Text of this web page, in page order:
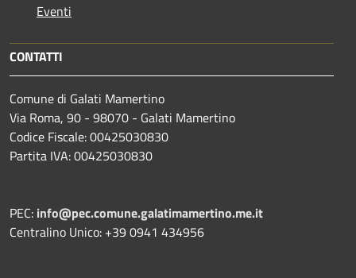
Eventi
CONTATTI
Comune di Galati Mamertino
Via Roma, 90 - 98070 - Galati Mamertino
Codice Fiscale: 00425030830
Partita IVA: 00425030830
PEC: info@pec.comune.galatimamertino.me.it
Centralino Unico: +39 0941 434956